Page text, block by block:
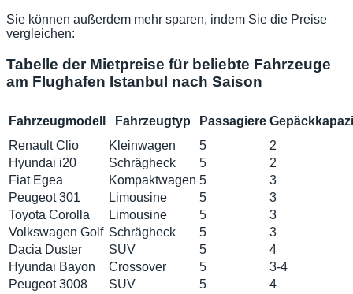
Sie können außerdem mehr sparen, indem Sie die Preise
vergleichen:
Tabelle der Mietpreise für beliebte Fahrzeuge
am Flughafen Istanbul nach Saison
Fahrzeugmodell Fahrzeugtyp Passagiere
Renault Clio
Kleinwagen 5
2
Hyundai i20
Schrägheck 5
2
Fiat Egea
Kompaktwagen 5
3
Peugeot 301
Limousine 5
3
Toyota Corolla
Limousine 5
3
Volkswagen Golf Schrägheck 5
3
Dacia Duster
SUV 5
4
Hyundai Bayon
Crossover 5
3-4
Peugeot 3008
SUV 5
4